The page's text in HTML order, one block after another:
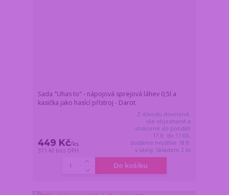
Sada "Uhas to" - nápojová sprejová láhev 0,5l a
kasička jako hasící přístroj - Darot
449 Kč/ks
371 Kč bez DPH
Z důvodu dovolené,
vše objednané a
uhrazené do pondělí
17.8. do 11:00,
dodáme nejdříve 18.8.
v úterý. Skladem 2 ks
Do košíku